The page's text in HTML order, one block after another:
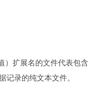
）扩展名的文件代表包含
记录的纯文本文件。